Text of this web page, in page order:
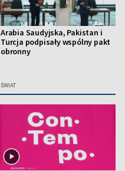
Arabia Saudyjska, Pakistan i
Turcja podpisały wspólny pakt
obronny
ŚWIAT